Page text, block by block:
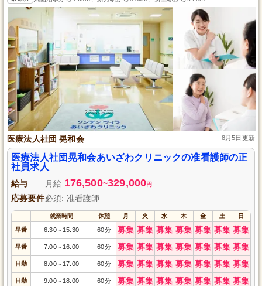
医療法人社団 晃和会 8月5日更新
医療法人社団晃和会あいざわクリニックの准看護師の正
社員求人
給与 月給 176,500~329,000円
応募要件必須: 准看護師
就業時間 休憩 月 火 水 木 金 土 日
早番 6:30～ 15:30 60分 募集 募集 募集 募集 募集 募集 募集
早番 7:00～ 16:00 60分 募集 募集 募集 募集 募集 募集 募集
日勤 8:00～ 17:00 60分 募集 募集 募集 募集 募集 募集 募集
日勤 9:00～ 18:00 60分 募集 募集 募集 募集 募集 募集 募集